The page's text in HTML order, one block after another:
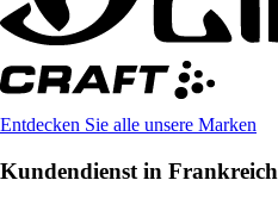
Entdecken Sie alle unsere Marken
Kundendienst in Frankreich